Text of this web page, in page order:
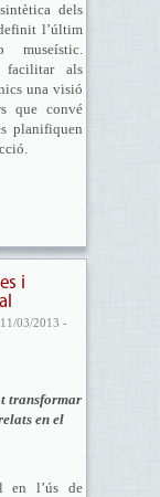
dels
l’últim
facilitar als
una visió
que convé
planifiquen
i
03/2013 -
transformar
en el
en l’ús de